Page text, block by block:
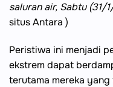
saluran air, Sabtu (31/
situs Antara )
Peristiwa ini menjadi
ekstrem dapat
terutama mereka